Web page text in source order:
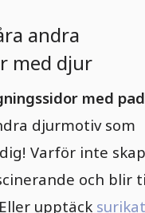
andra
med djur
med
djurmotiv som
Varför inte
och blir
upptäck